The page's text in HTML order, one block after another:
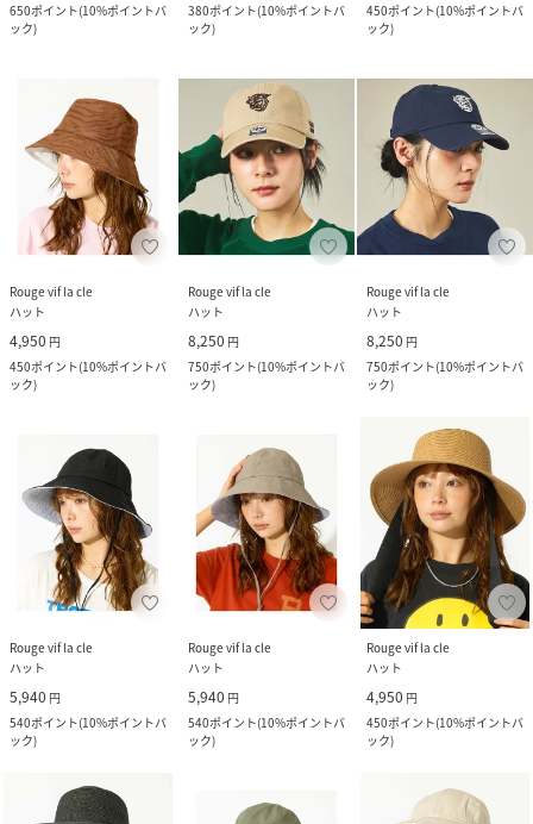
650ポイント(10%ポイントバ
ック)
380ポイント(10%ポイントバ
ック)
450ポイント(10%ポイントバ
ック)
Rouge vif la cle
ハット
4,950 円
450ポイント(10%ポイントバ
ック)
Rouge vif la cle
ハット
8,250 円
750ポイント(10%ポイントバ
ック)
Rouge vif la cle
ハット
8,250 円
750ポイント(10%ポイントバ
ック)
Rouge vif la cle
ハット
5,940 円
540ポイント(10%ポイントバ
ック)
Rouge vif la cle
ハット
5,940 円
540ポイント(10%ポイントバ
ック)
Rouge vif la cle
ハット
4,950 円
450ポイント(10%ポイントバ
ック)